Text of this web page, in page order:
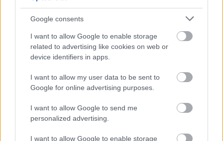
Google consents
I want to allow Google to enable storage
related to advertising like cookies on web or
device identifiers in apps.
I want to allow my user data to be sent to
Google for online advertising purposes.
I want to allow Google to send me
personalized advertising.
I want to allow Google to enable storage
Θηλασμός: Το «θαύμα» των πρώτων 1.000 ημερών – Τι
συμβαίνει στον εγκέφαλο του μωρού